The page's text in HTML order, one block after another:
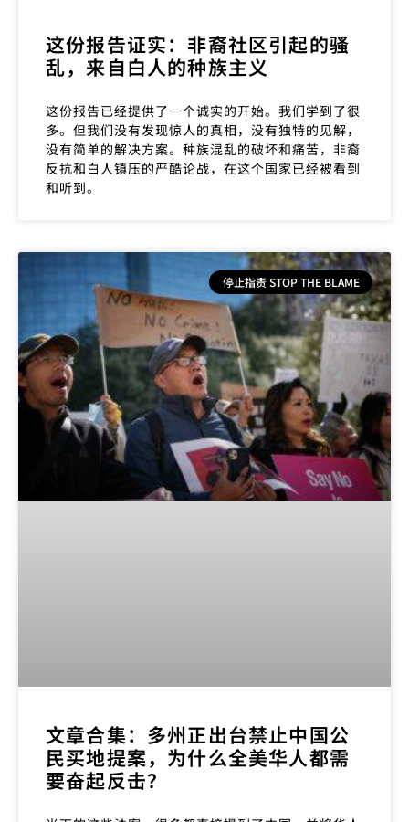
这份报告证实：非裔社区引起的骚
乱，来自白人的种族主义
这份报告已经提供了一个诚实的开始。我们学到了很
多。但我们没有发现惊人的真相，没有独特的见解，
没有简单的解决方案。种族混乱的破坏和痛苦，非裔
反抗和白人镇压的严酷论战，在这个国家已经被看到
和听到。
停止指责 STOP THE BLAME
文章合集：多州正出台禁止中国公
民买地提案，为什么全美华人都需
要奋起反击？